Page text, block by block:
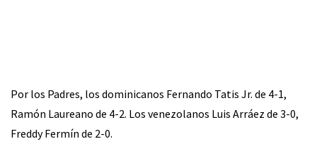
Por los Padres, los dominicanos Fernando Tatis Jr. de 4-1,
Ramón Laureano de 4-2. Los venezolanos Luis Arráez de 3-0,
Freddy Fermín de 2-0.